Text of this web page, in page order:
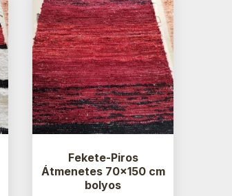
Fekete-Piros
Átmenetes 70×150 cm
bolyos